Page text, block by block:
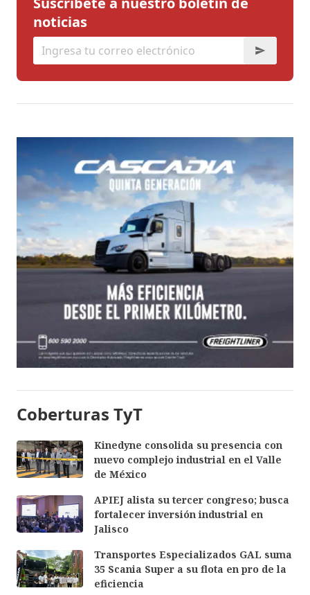
noticias
Coberturas TyT
Kinedyne consolida su presencia con
nuevo complejo industrial en el Valle
de México
APIEJ alista su tercer congreso; busca
fortalecer inversión industrial en
Jalisco
Transportes Especializados GAL suma
35 Scania Super a su flota en pro de la
eficiencia